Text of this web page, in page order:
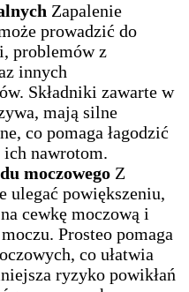
Zapalenie
prowadzić do
problemów z
innych
Składniki zawarte w
mają silne
co pomaga łagodzić
nawrotom.
moczowego Z
ulegać powiększeniu,
cewkę moczową i
Prosteo pomaga
co ułatwia
ryzyko powikłań